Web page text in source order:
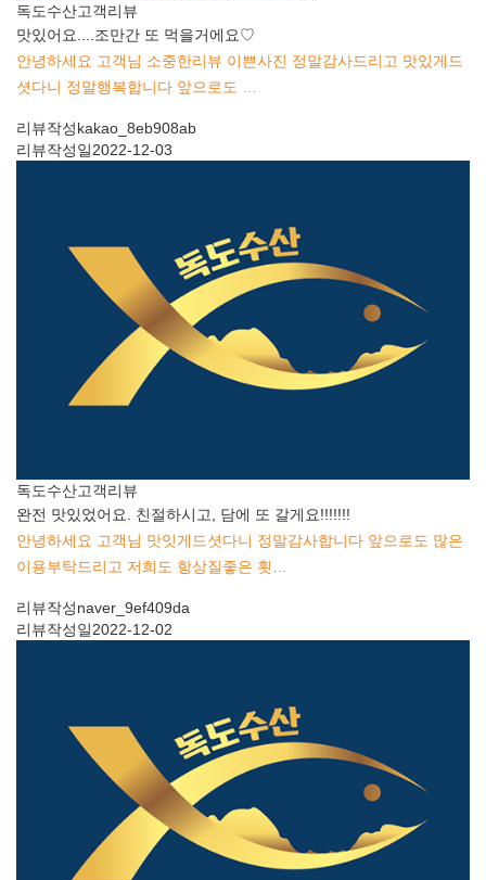
독도수산고객리뷰
맛있어요....조만간 또 먹을거에요♡
안녕하세요 고객님 소중한리뷰 이쁜사진 정말감사드리고 맛있게드
셧다니 정말행복합니다 앞으로도 …
리뷰작성kakao_8eb908ab
리뷰작성일2022-12-03
독도수산고객리뷰
완전 맛있었어요. 친절하시고, 담에 또 갈게요!!!!!!!
안녕하세요 고객님 맛잇게드셧다니 정말감사합니다 앞으로도 많은
이용부탁드리고 저희도 항상질좋은 횟…
리뷰작성naver_9ef409da
리뷰작성일2022-12-02